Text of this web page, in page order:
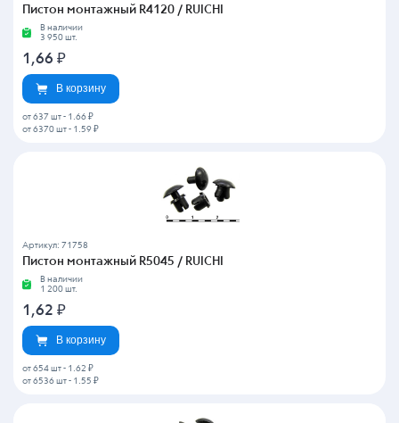
Пистон монтажный R4120 / RUICHI
В наличии
3 950 шт.
1,66 ₽
В корзину
от 637 шт - 1.66 ₽
от 6370 шт - 1.59 ₽
Артикул: 71758
Пистон монтажный R5045 / RUICHI
В наличии
1 200 шт.
1,62 ₽
В корзину
от 654 шт - 1.62 ₽
от 6536 шт - 1.55 ₽